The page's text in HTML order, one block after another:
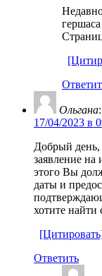
Ольгана:
17/04/2023 в
Добрый день,
заявление на
этого Вы
даты и
хотите найти
Ответить